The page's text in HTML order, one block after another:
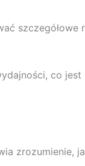
co
zrozumienie,